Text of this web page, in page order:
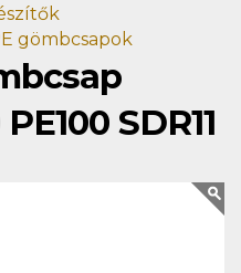
gömbcsapok
SDR11